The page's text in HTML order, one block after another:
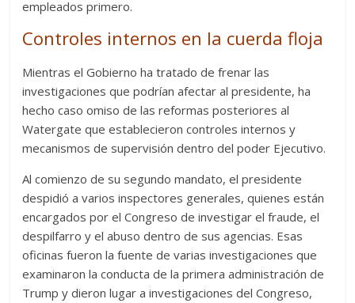
empleados primero.
Controles internos en la cuerda floja
Mientras el Gobierno ha tratado de frenar las
investigaciones que podrían afectar al presidente, ha
hecho caso omiso de las reformas posteriores al
Watergate que establecieron controles internos y
mecanismos de supervisión dentro del poder Ejecutivo.
Al comienzo de su segundo mandato, el presidente
despidió a varios inspectores generales, quienes están
encargados por el Congreso de investigar el fraude, el
despilfarro y el abuso dentro de sus agencias. Esas
oficinas fueron la fuente de varias investigaciones que
examinaron la conducta de la primera administración de
Trump y dieron lugar a investigaciones del Congreso,